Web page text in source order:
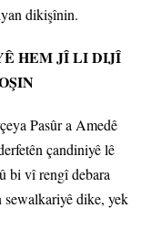
dikişînin.
HEM JÎ LI DIJÎ
Pasûr a Amedê
çandiniyê lê
bi vî rengî debara
dike, yek